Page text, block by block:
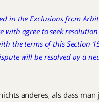
in the Exclusions from
with agree to seek
the terms of this Section
will be resolved by a
anderes, als dass